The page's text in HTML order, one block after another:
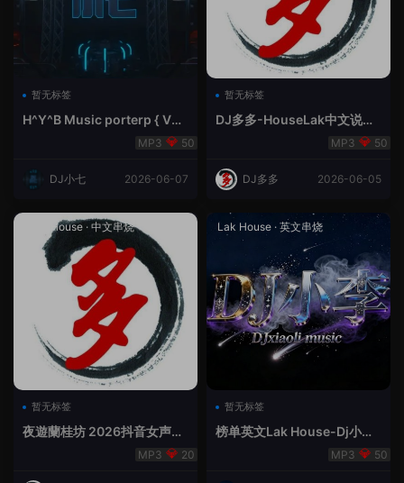
暂无标签
H^Y^B Music porterp { V总
50
DJ小七 2026-06-07
暂无标签
DJ多多-HouseLak中文说唱
50
DJ多多 2026-06-05
Prog House · 中文串烧
暂无标签
夜遊蘭桂坊 2026抖音女声整
合（DJ多多DJ尾巴）
20
Lak House · 英文串烧
暂无标签
榜单英文Lak House-Dj小李
50